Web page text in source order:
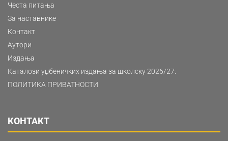
Честа питања
За наставнике
Контакт
Аутори
Издања
Каталози уџбеничких издања за школску 2026/27.
ПОЛИТИКА ПРИВАТНОСТИ
КОНТАКТ